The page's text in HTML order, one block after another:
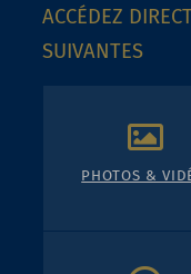
ACCÉDEZ
SUIVANTES
PHOTOS &